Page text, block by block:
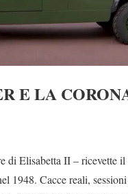
E LA
di Elisabetta II – ricevette il
1948. Cacce reali,